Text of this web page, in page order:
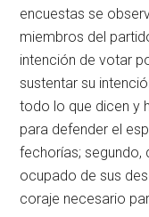
encuestas se
miembros del
intención de votar
sustentar su
todo lo que dicen y
para defender el
fechorías; segundo,
ocupado de sus
coraje necesario